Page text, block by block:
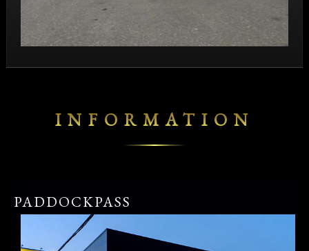
INFORMATION
PADDOCKPASS